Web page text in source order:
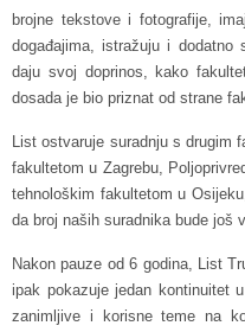
brojne tekstove i fotografije,
događajima, istražuju i
daju svoj doprinos, kako
dosada je bio priznat od strane
List ostvaruje suradnju s drugim
fakultetom u Zagrebu,
tehnološkim fakultetom u
da broj naših suradnika bude još
Nakon pauze od 6 godina, List
ipak pokazuje jedan kontinuitet
zanimljive i korisne teme na